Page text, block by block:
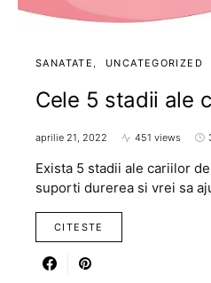
SANATATE UNCATEGORIZED
Cele 5 stadii ale
aprilie 21, 2022 451 views
Exista 5 stadii ale cariilor
suporti durerea si vrei sa
CITESTE